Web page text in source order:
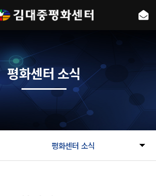
평화센터 소식
평화센터 소식